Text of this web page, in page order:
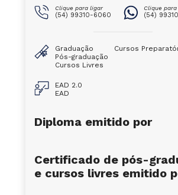
Clique para ligar
(54) 99310-6060
Clique
(54)
Graduação
Pós-graduação
Cursos Livres
Cursos
EAD 2.0
EAD
Diploma emitido por
Certificado de pós-
e cursos livres emitido